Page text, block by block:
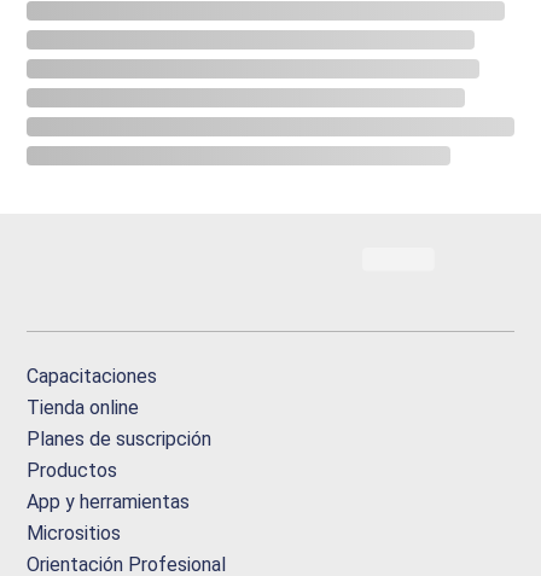
Capacitaciones
Tienda online
Planes de suscripción
Productos
App y herramientas
Micrositios
Orientación Profesional